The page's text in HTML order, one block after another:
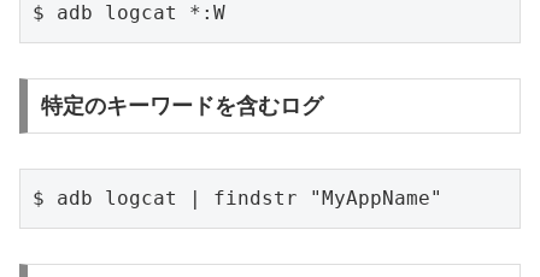
$ adb logcat *:W
特定のキーワードを含むログ
$ adb logcat | findstr "MyAppName"